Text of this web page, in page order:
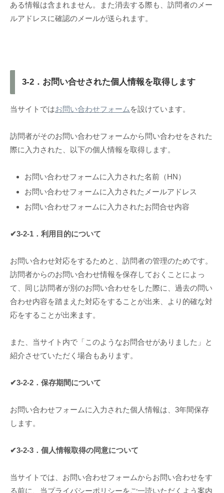
ある情報は含まれません。また消去する際も、訪問者のメー
ルアドレスに確認のメールが送られます。
3-2．お問い合せされた個人情報を取得します
当サイトではお問い合わせフォーム を設けています。
訪問者がそのお問い合わせフォームから問い合わせをされた
際に入力された、以下の個人情報を取得します。
お問い合わせフォームに入力された名前（HN）
お問い合わせフォームに入力されたメールアドレス
お問い合わせフォームに入力されたお問合せ内容
✔3-2-1．利用目的について
お問い合わせ対応をするためと、訪問者の管理のためです。
訪問者からのお問い合わせ情報を保存しておくことによっ
て、同じ訪問者が別のお問い合わせをした際に、過去の問い
合わせ内容を踏まえた対応をすることが出来、より的確な対
応をすることが出来ます。
また、当サイト内で「このようなお問合せがありました」と
紹介させていただく場合もあります。
✔3-2-2．保存期間について
お問い合わせフォームに入力された個人情報は、3年間保存
します。
✔3-2-3．個人情報取得の同意について
当サイトでは、お問い合わせフォームからお問い合わせをす
る前に、当プライバシーポリシーをご一読いただくよう案内